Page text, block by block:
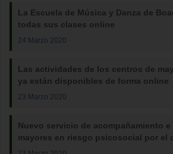
La Escuela de Música y Danza de
todas sus clases online
24 Marzo 2020
Las actividades de los centros de
ya están disponibles de forma online
23 Marzo 2020
Nuevo servicio de acompañamiento
mayores en riesgo psicosocial por el